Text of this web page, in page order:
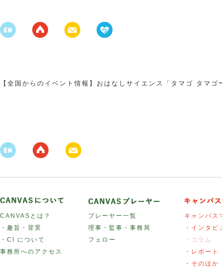
【全国からのイベント情報】おはなしサイエンス「タマゴ タマ
CANVASとは？
・趣旨・背景
・CI について
事務所へのアクセス
プレーヤー一覧
理事・監事・事務局
フェロー
キャンバス
・インタビ
・コラム
・レポート
・そのほか